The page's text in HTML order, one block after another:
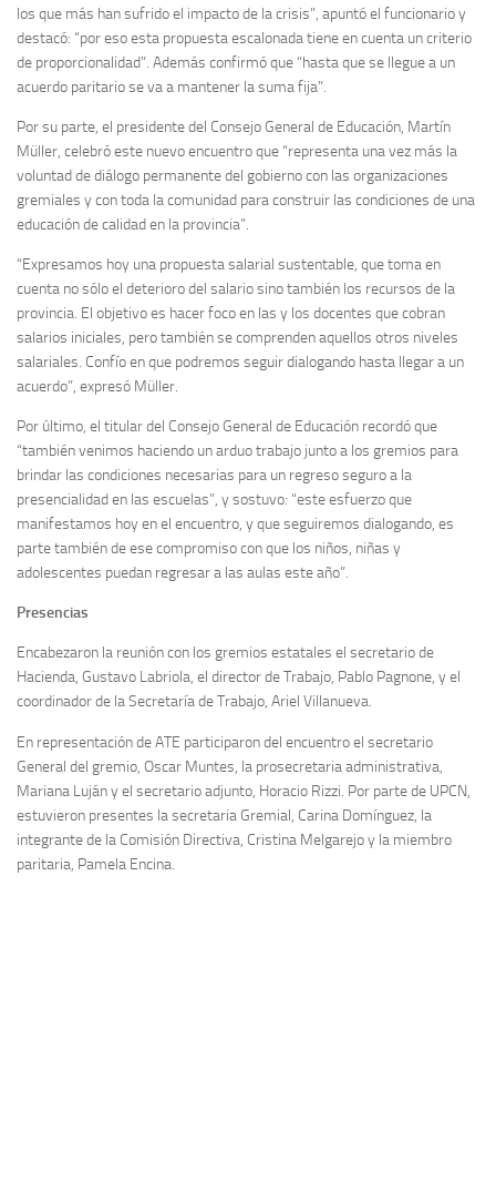
los que más han sufrido el impacto de la crisis”, apuntó el funcionario y
destacó: “por eso esta propuesta escalonada tiene en cuenta un criterio
de proporcionalidad”. Además confirmó que “hasta que se llegue a un
acuerdo paritario se va a mantener la suma fija”.
Por su parte, el presidente del Consejo General de Educación, Martín
Müller, celebró este nuevo encuentro que “representa una vez más la
voluntad de diálogo permanente del gobierno con las organizaciones
gremiales y con toda la comunidad para construir las condiciones de una
educación de calidad en la provincia”.
“Expresamos hoy una propuesta salarial sustentable, que toma en
cuenta no sólo el deterioro del salario sino también los recursos de la
provincia. El objetivo es hacer foco en las y los docentes que cobran
salarios iniciales, pero también se comprenden aquellos otros niveles
salariales. Confío en que podremos seguir dialogando hasta llegar a un
acuerdo”, expresó Müller.
Por último, el titular del Consejo General de Educación recordó que
“también venimos haciendo un arduo trabajo junto a los gremios para
brindar las condiciones necesarias para un regreso seguro a la
presencialidad en las escuelas”, y sostuvo: “este esfuerzo que
manifestamos hoy en el encuentro, y que seguiremos dialogando, es
parte también de ese compromiso con que los niños, niñas y
adolescentes puedan regresar a las aulas este año”.
Presencias
Encabezaron la reunión con los gremios estatales el secretario de
Hacienda, Gustavo Labriola, el director de Trabajo, Pablo Pagnone, y el
coordinador de la Secretaría de Trabajo, Ariel Villanueva.
En representación de ATE participaron del encuentro el secretario
General del gremio, Oscar Muntes, la prosecretaria administrativa,
Mariana Luján y el secretario adjunto, Horacio Rizzi. Por parte de UPCN,
estuvieron presentes la secretaria Gremial, Carina Domínguez, la
integrante de la Comisión Directiva, Cristina Melgarejo y la miembro
paritaria, Pamela Encina.